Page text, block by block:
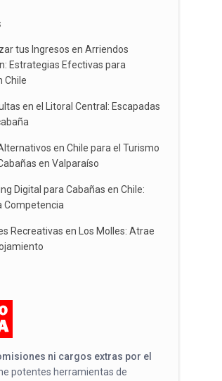
tus Ingresos en Arriendos
Estrategias Efectivas para
Chile
en el Litoral Central: Escapadas
en Chile para el Turismo
en Valparaíso
Digital para Cabañas en Chile:
Competencia
Recreativas en Los Molles: Atrae
ni cargos extras por el
potentes herramientas de